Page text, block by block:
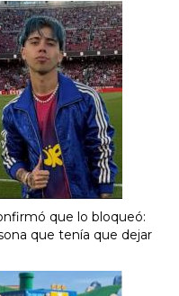
que lo bloqueó:
que tenía que dejar